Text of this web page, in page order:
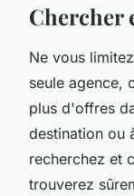
Chercher
Ne vous
seule agence,
plus d'offres
destination ou
recherchez et
trouverez